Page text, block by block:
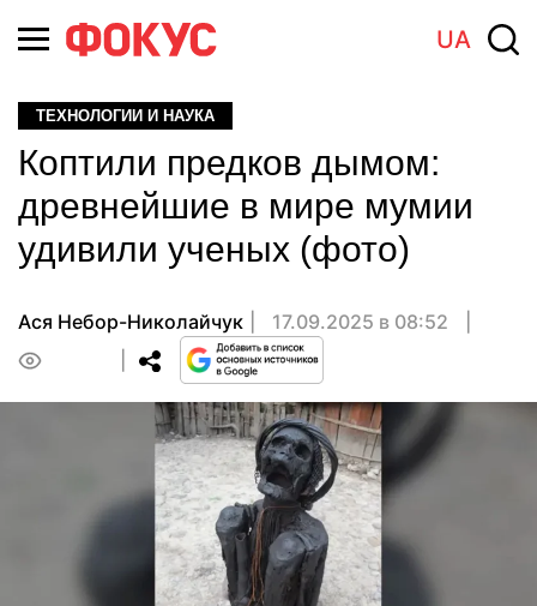
UA
ТЕХНОЛОГИИ И НАУКА
Коптили предков дымом:
древнейшие в мире мумии
удивили ученых (фото)
Ася Небор-Николайчук
17.09.2025 в 08:52